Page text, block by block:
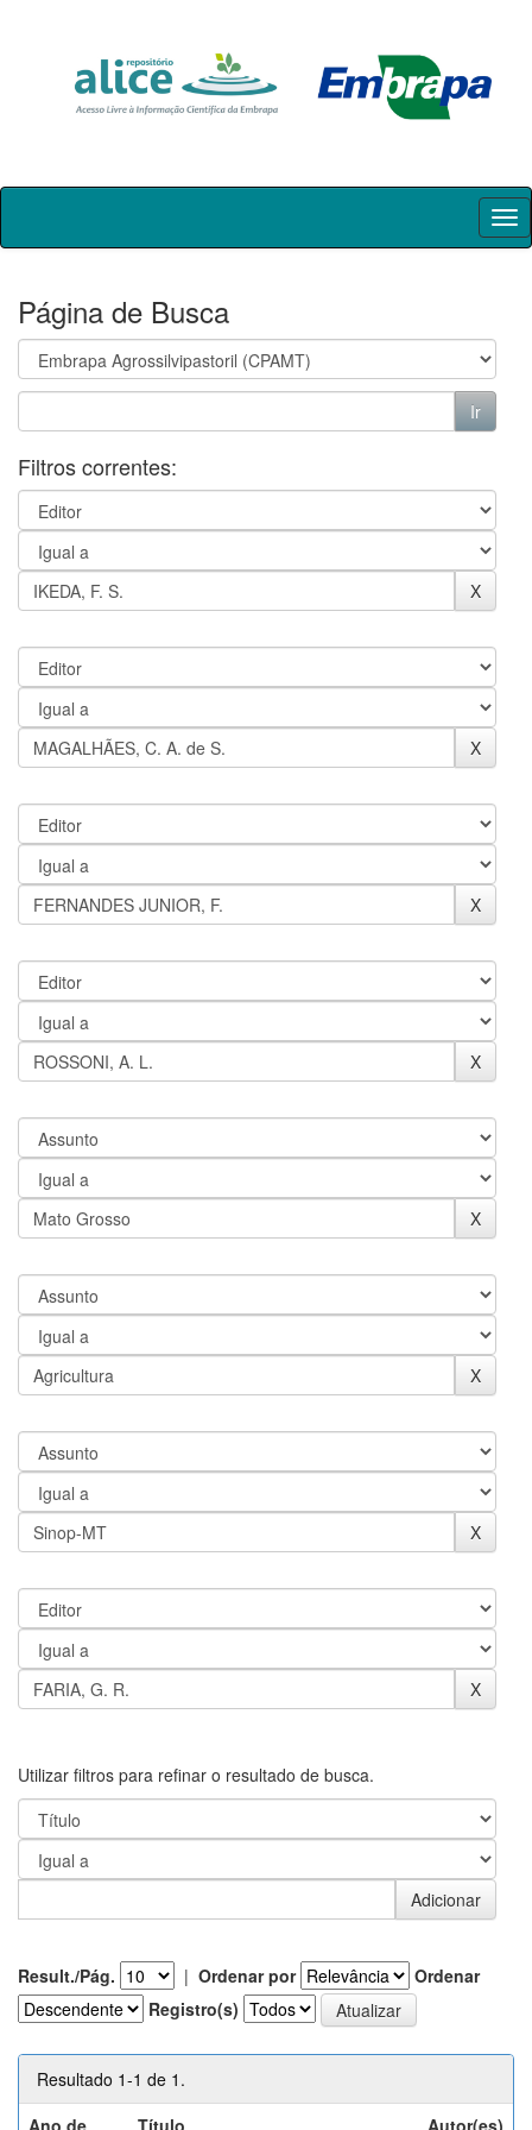
Skip
Página de Busca
Filtros correntes:
Utilizar filtros para refinar o resultado de busca.
Result./Pág. | Ordenar por
Ordenar
Registro(s)
Resultado 1-1 de 1.
Ano de
Título Autor(es)